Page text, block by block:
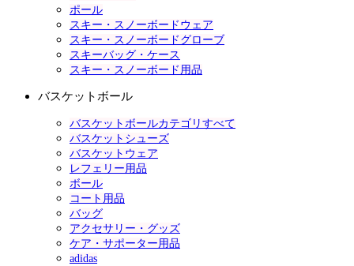
ポール
スキー・スノーボードウェア
スキー・スノーボードグローブ
スキーバッグ・ケース
スキー・スノーボード用品
バスケットボール
バスケットボールカテゴリすべて
バスケットシューズ
バスケットウェア
レフェリー用品
ボール
コート用品
バッグ
アクセサリー・グッズ
ケア・サポーター用品
adidas